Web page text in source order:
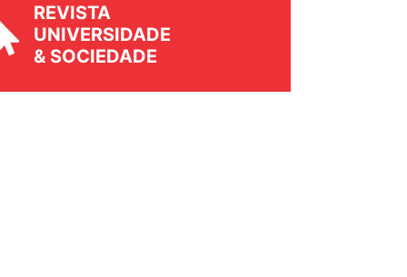
REVISTA
UNIVERSIDADE
& SOCIEDADE